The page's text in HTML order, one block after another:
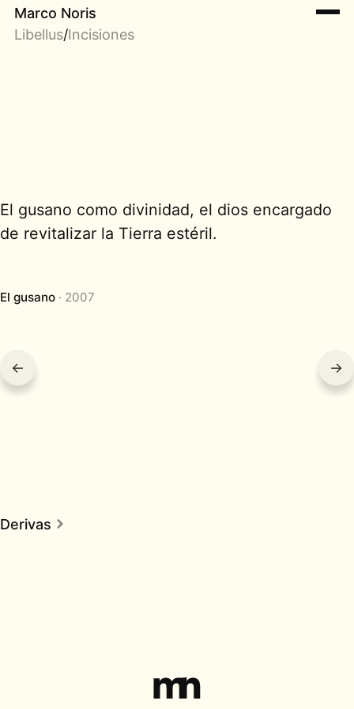
Marco Noris
Libellus/Incisiones
El gusano como divinidad, el dios encargado
de revitalizar la Tierra estéril.
El gusano 2007
← →
Derivas